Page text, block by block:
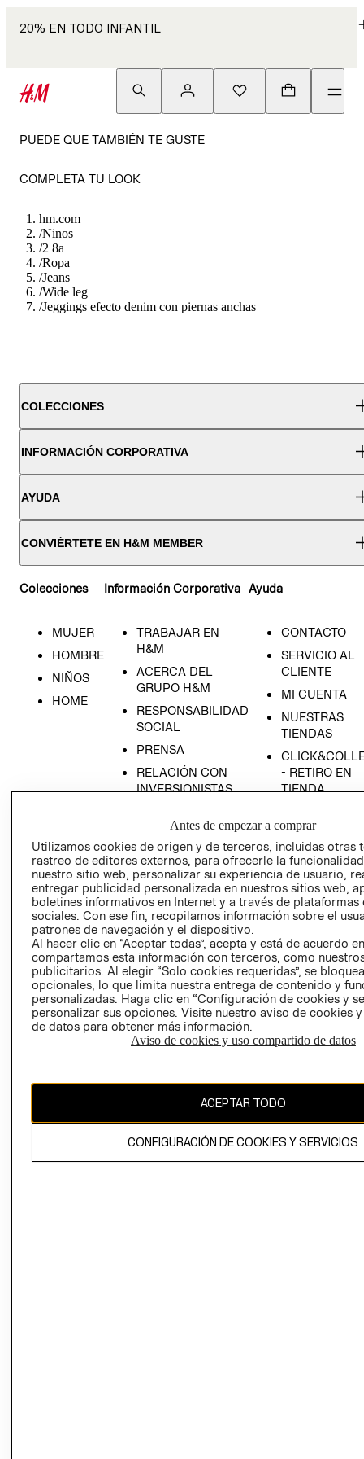
20% EN TODO INFANTIL
PUEDE QUE TAMBIÉN TE GUSTE
COMPLETA TU LOOK
hm.com
/Ninos
/2 8a
/Ropa
/Jeans
/Wide leg
/Jeggings efecto denim con piernas anchas
COLECCIONES
INFORMACIÓN CORPORATIVA
AYUDA
CONVIÉRTETE EN H&M MEMBER
Colecciones
MUJER
HOMBRE
NIÑOS
HOME
Información Corporativa
TRABAJAR EN
H&M
ACERCA DEL
GRUPO H&M
RESPONSABILIDAD
SOCIAL
PRENSA
RELACIÓN CON
INVERSIONISTAS
EMPRESARIAL
Ayuda
CONTACTO
SERVICIO AL
CLIENTE
MI CUENTA
NUESTRAS
TIENDAS
- RETIRO EN
TIENDA
CONDICIONES
AVISO DE
PRIVACIDAD
GIFT CARD
AVISO DE
El contenido de esta página web está protegido por copyright y es
Antes de empezar a comprar
Utilizamos cookies de origen y de terceros, incluidas otras
rastreo de editores externos, para ofrecerle la
nuestro sitio web, personalizar su experiencia de usuario,
entregar publicidad personalizada en nuestros sitios web,
boletines informativos en Internet y a través de plataformas
sociales. Con ese fin, recopilamos información sobre el
patrones de navegación y el dispositivo.
Al hacer clic en “Aceptar todas”, acepta y está de acuerdo
compartamos esta información con terceros, como
publicitarios. Al elegir “Solo cookies requeridas”, se
opcionales, lo que limita nuestra entrega de contenido y
personalizadas. Haga clic en “Configuración de cookies y
personalizar sus opciones. Visite nuestro aviso de cookies
de datos para obtener más información.
Aviso de cookies y uso compartido de datos
ACEPTAR TODO
CONFIGURACIÓN DE COOKIES Y SERVICIOS